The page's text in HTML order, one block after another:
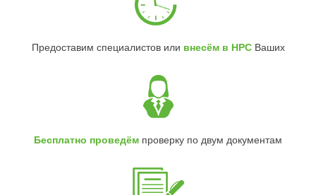
Предоставим специалистов или внесём в НРСВаших
Бесплатно проведём проверку по двум документам